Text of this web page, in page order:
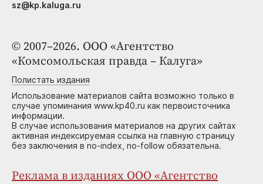
© 2007–2026. ООО «Агентство
«Комсомольская правда – Калуга»
Полистать издания
Использование материалов сайта возможно только в
случае упоминания www.kp40.ru как первоисточника
информации.
В случае использования материалов на других сайтах
активная индексируемая ссылка на главную страницу
без заключения в no-index, no-follow обязательна.
Реклама в изданиях ООО «Агентство
sz@kp.kaluga.ru